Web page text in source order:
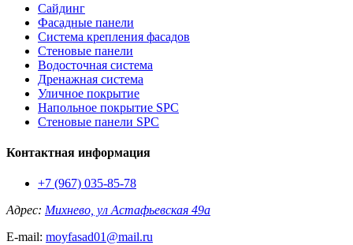
Сайдинг
Фасадные панели
Система крепления фасадов
Стеновые панели
Водосточная система
Дренажная система
Уличное покрытие
Напольное покрытие SPC
Стеновые панели SPC
Контактная информация
+7 (967) 035-85-78
Адрес: Михнево, ул Астафьевская 49а
E-mail: moyfasad01@mail.ru